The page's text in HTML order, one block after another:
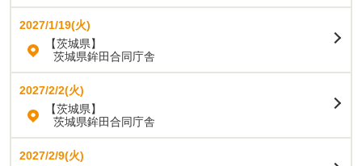
2027/1/19(火)
【茨城県】
茨城県鉾田合同庁舎
2027/2/2(火)
【茨城県】
茨城県鉾田合同庁舎
2027/2/9(火)